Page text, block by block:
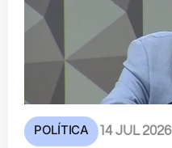
POLÍTICA 14 JUL 2026